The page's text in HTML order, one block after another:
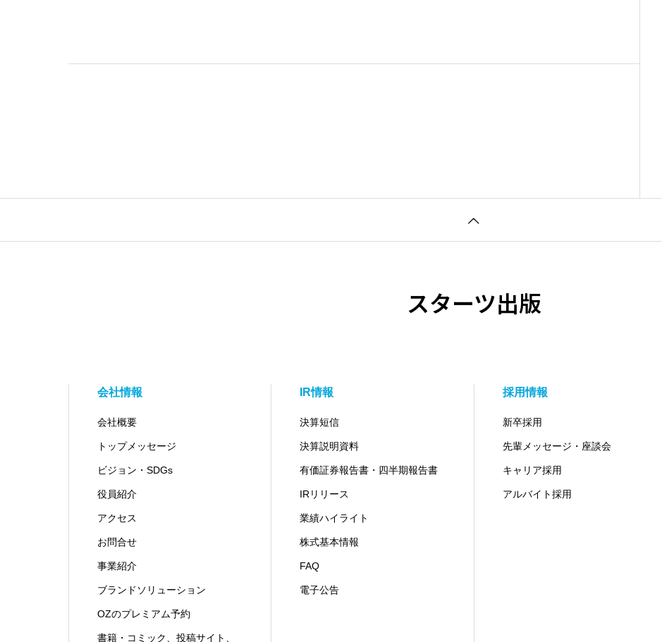
スターツ出版
会社情報
会社概要
トップメッセージ
ビジョン・SDGs
役員紹介
アクセス
お問合せ
事業紹介
ブランドソリューション
OZのプレミアム予約
書籍・コミック、投稿サイト、
IR情報
決算短信
決算説明資料
有価証券報告書・四半期報告書
IRリリース
業績ハイライト
株式基本情報
FAQ
電子公告
採用情報
新卒採用
先輩メッセージ・座談会
キャリア採用
アルバイト採用